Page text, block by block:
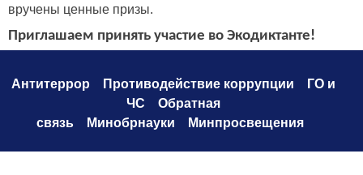
вручены ценные призы.
Приглашаем принять участие во Экодиктанте!
Антитеррор Противодействие коррупции
ГО и
ЧС
Обратная
связь
Минобрнауки Минпросвещения